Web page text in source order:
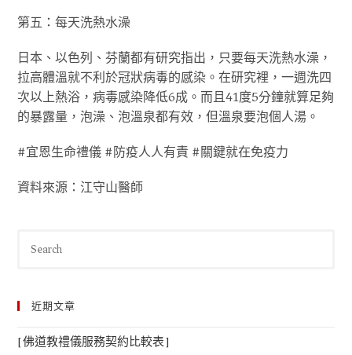
第五：每天洗熱水澡
日本、以色列、芬蘭都有研究指出，只要每天洗熱水澡，
拉高體溫就不利於冠狀病毒的感染。在研究裡，一週洗四
次以上熱浴，病毒感染降低6成。而且41度5分鐘就算足夠
的暴露量，泡澡、泡溫泉都有效，但溫泉要泡個人湯。
#宜恩生命禮儀 #防疫人人有責 #關鍵就在免疫力
資料來源：江守山醫師
近期文章
[佛道教禮儀服務契約比較表]